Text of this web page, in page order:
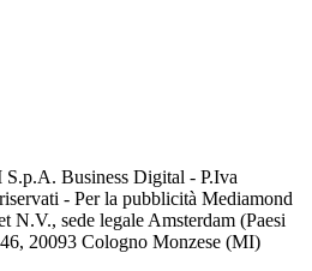
S.p.A. Business Digital - P.Iva
- Per la pubblicità Mediamond
N.V., sede legale Amsterdam (Paesi
20093 Cologno Monzese (MI)